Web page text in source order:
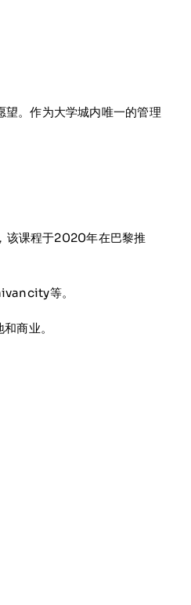
。作为大学城内唯一的管理
该课程于2020年在巴黎推
等。
商业。